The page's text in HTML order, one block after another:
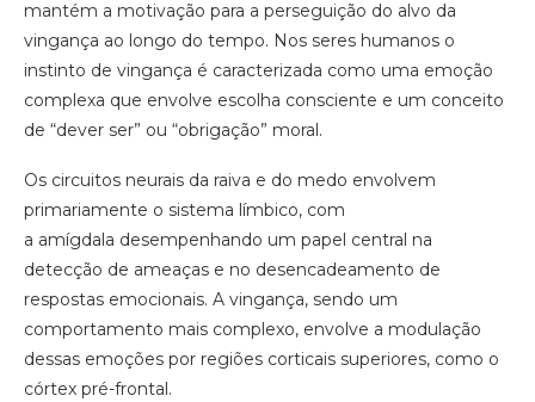
mantém a motivação para a perseguição do alvo da
vingança ao longo do tempo. Nos seres humanos o
instinto de vingança é caracterizada como uma emoção
complexa que envolve escolha consciente e um conceito
de “dever ser” ou “obrigação” moral.
Os circuitos neurais da raiva e do medo envolvem
primariamente o sistema límbico, com
a amígdala desempenhando um papel central na
detecção de ameaças e no desencadeamento de
respostas emocionais. A vingança, sendo um
comportamento mais complexo, envolve a modulação
dessas emoções por regiões corticais superiores, como o
córtex pré-frontal.